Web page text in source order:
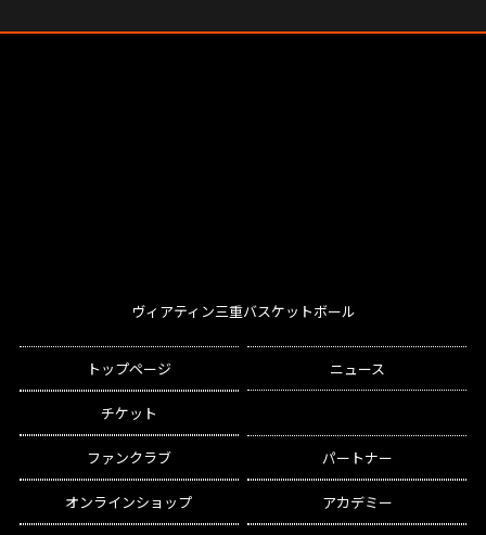
ヴィアティン三重バスケットボール
トップページ ニュース
チケット
ファンクラブ パートナー
オンラインショップ アカデミー